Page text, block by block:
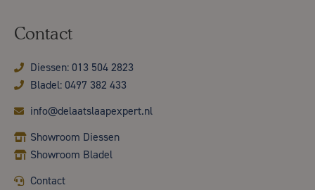
Contact
Diessen: 013 504 2823
Bladel: 0497 382 433
info@delaatslaapexpert.nl
Showroom Diessen
Showroom Bladel
Contact